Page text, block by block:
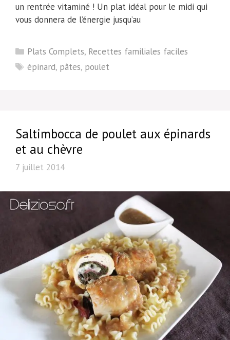
un rentrée vitaminé ! Un plat idéal pour le midi qui
vous donnera de l’énergie jusqu’au
Catégories
Plats Complets, Recettes familiales faciles
Étiquettes
épinard, pâtes, poulet
Saltimbocca de poulet aux épinards
et au chèvre
7 juillet 2014